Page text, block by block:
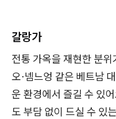
갈랑가
전통 가옥을 재현한 분
오·넴느엉 같은 베트남
운 환경에서 즐길 수 있
도 부담 없이 드실 수 있